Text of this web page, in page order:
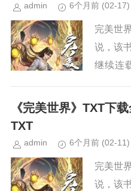
admin 6个月前 (02-17)
完美世
说，该
继续连
续关注
《完美世界》TXT下
TXT
admin 6个月前 (02-11)
完美世
说，该